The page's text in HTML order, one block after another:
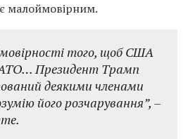
малоймовірним.
того, щоб США
Президент Трамп
деякими членами
його розчарування”, –